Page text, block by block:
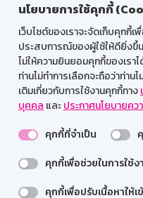
นโยบายการใช้คุกกี้
เว็บไซต์ของเราจะจัดเก็บคุกกี้
ประสบการณ์ของผู้ใช้ให้ดียิ่งขึ้
ไม่ให้ความยินยอมคุกกี้ของเรา
ท่านไม่ทำการเลือกจะถือว่าท่า
เติมเกี่ยวกับการใช้งานคุกกี้ทาง
บุคคล และประกาศนโยบายค
คุกกี้ที่จำเป็น
คุกกี้เพื่อช่วยในการใช้ง
คุกกี้เพื่อปรับเนื้อหาให้
สำห
Web HR
เข้า
รองรับการใช้งา